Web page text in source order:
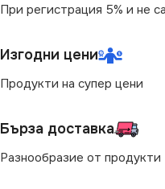
При регистрация 5% и не
Изгодни цени
Продукти на супер цени
Бърза доставка
Разнообразие от продукти